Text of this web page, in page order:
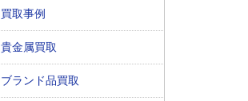
買取事例
貴金属買取
ブランド品買取